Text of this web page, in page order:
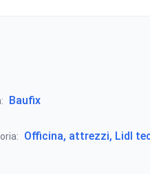
Baufix
Officina, attrezzi, Lidl